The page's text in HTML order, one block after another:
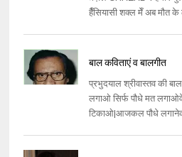
हैँसियासी शक्ल मेँ अब मौत
बाल कविताएं व बालगीत
प्रभुदयाल श्रीवास्तव की
लगाओ सिर्फ पौधे मत लगाओवे
टिकाओ|आजकल पौधे